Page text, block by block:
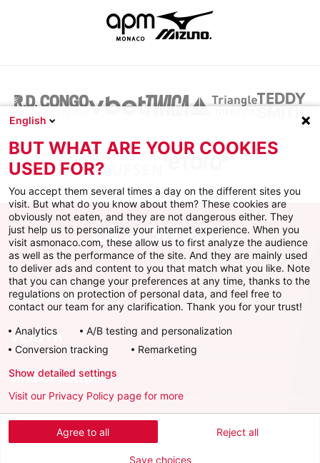
ФК Монако
УСЛУГИ
ИНФОРМАЦИЯ
Скачать официальное приложение
English
BUT WHAT ARE YOUR COOKIES
USED FOR?
You accept them several times a day on the different sites you
visit. But what do you know about them? These cookies are
obviously not eaten, and they are not dangerous either. They
just help us to personalize your internet experience. When you
visit asmonaco.com, these allow us to first analyze the audience
as well as the performance of the site. And they are mainly used
to deliver ads and content to you that match what you like. Note
that you can change your preferences at any time, thanks to the
regulations on protection of personal data, and feel free to
contact our team for any clarification. Thank you for your trust!
Analytics
A/B testing and personalization
Conversion tracking
Remarketing
Agree to all Reject all
Show detailed settings
Visit our Privacy Policy page for more
Save choices